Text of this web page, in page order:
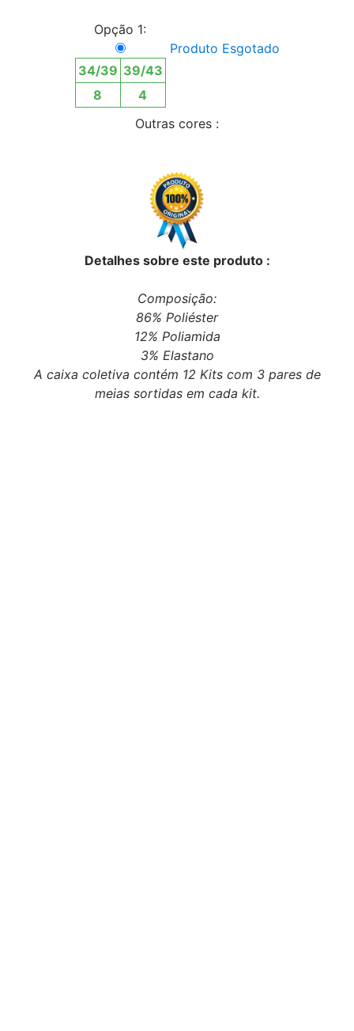
Opção 1:
34/39 39/43
8
4
Produto Esgotado
Outras cores :
Detalhes sobre este produto :
Composição:
86% Poliéster
12% Poliamida
3% Elastano
A caixa coletiva contém 12 Kits com 3 pares de
meias sortidas em cada kit.